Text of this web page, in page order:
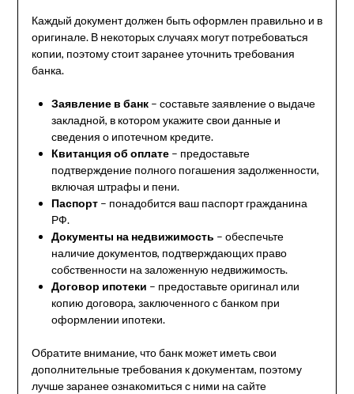
Каждый документ должен быть оформлен правильно и в
оригинале. В некоторых случаях могут потребоваться
копии, поэтому стоит заранее уточнить требования
банка.
Заявление в банк– составьте заявление о выдаче
закладной, в котором укажите свои данные и
сведения о ипотечном кредите.
Квитанция об оплате– предоставьте
подтверждение полного погашения задолженности,
включая штрафы и пени.
Паспорт– понадобится ваш паспорт гражданина
РФ.
Документы на недвижимость – обеспечьте
наличие документов, подтверждающих право
собственности на заложенную недвижимость.
Договор ипотеки – предоставьте оригинал или
копию договора, заключенного с банком при
оформлении ипотеки.
Обратите внимание, что банк может иметь свои
дополнительные требования к документам, поэтому
лучше заранее ознакомиться с ними на сайте